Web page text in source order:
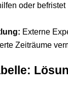
oder befristet
Externe
Zeiträume